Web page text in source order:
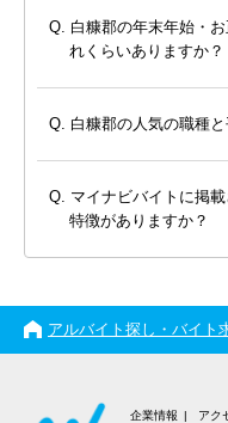
白糠郡の年末年始・
れくらいありますか？
白糠郡の人気の職種
マイナビバイトに掲
特徴がありますか？
アルバイト探し・バイト
企業情報 アク